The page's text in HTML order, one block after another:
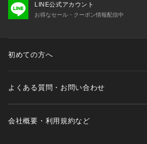
LINE公式アカウント
お得なセール・クーポン情報配信中
初めての方へ
よくある質問・お問い合わせ
会社概要・利用規約など